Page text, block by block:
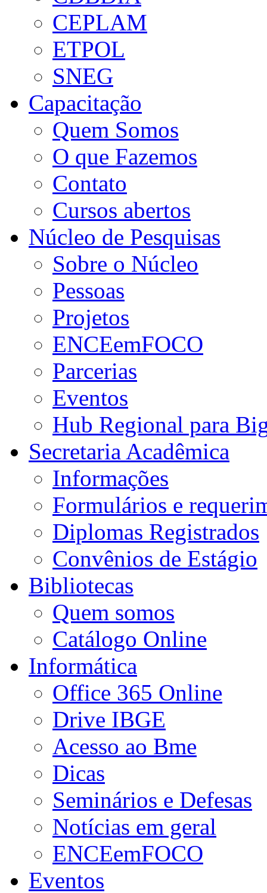
CEPLAM
ETPOL
SNEG
Capacitação
Quem Somos
O que Fazemos
Contato
Cursos abertos
Núcleo de Pesquisas
Sobre o Núcleo
Pessoas
Projetos
ENCEemFOCO
Parcerias
Eventos
Hub Regional para
Secretaria Acadêmica
Informações
Formulários e
Diplomas Registrados
Convênios de Estágio
Bibliotecas
Quem somos
Catálogo Online
Informática
Office 365 Online
Drive IBGE
Acesso ao Bme
Dicas
Seminários e Defesas
Notícias em geral
ENCEemFOCO
Eventos